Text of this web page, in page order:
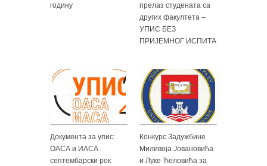
годину
прелаз студената са
других факултета –
УПИС БЕЗ
ПРИЈЕМНОГ ИСПИТА
Документа за упис:
ОАСА и ИАСА
септембарски рок
Конкурс Задужбине
Миливоја Јовановића
и Луке Ћеловића за